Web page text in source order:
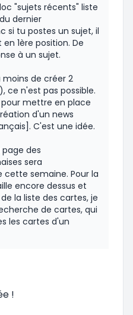
"sujets récents" liste
dernier
si tu postes un sujet, il
1ère position. De
à un sujet.
de créer 2
ce n'est pas possible.
pour mettre en place
d'un news
C'est une idée.
page des
sera
semaine. Pour la
encore dessus et
la liste des cartes, je
de cartes, qui
les cartes d'un
!